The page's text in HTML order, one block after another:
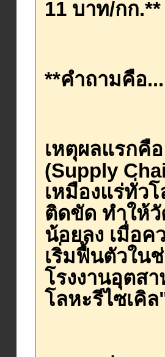
11 บาท/กก
**คำถามคือ
เหตุผลแรกคื
(Supply
เหมืองแร่ทั่ว
ติดขัด ทำให้
น้อยลง เมื่อค
เริ่มฟื้นตัวใน
โรงงานอุตส
โลหะรีไซเคิล